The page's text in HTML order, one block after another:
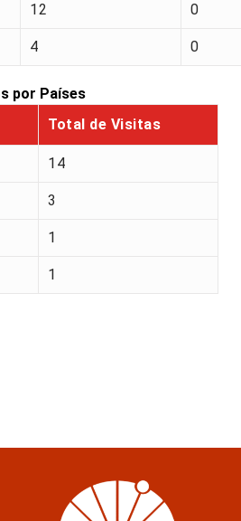
12 0
4 0
por Países
Total de Visitas
14
3
1
1